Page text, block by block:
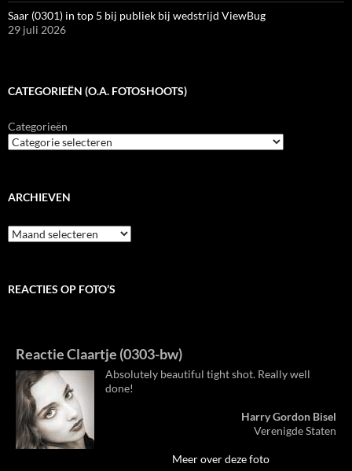
Saar (0301) in top 5 bij publiek bij wedstrijd ViewBug
29 juli 2026
CATEGORIEËN (O.A. FOTOSHOOTS)
Categorieën
ARCHIEVEN
Archieven
REACTIES OP FOTO’S
Reactie Claartje (0303-bw)
Absolutely beautiful tight shot. Really well
done!
Harry Gordon Bisel
Verenigde Staten
Meer over deze foto